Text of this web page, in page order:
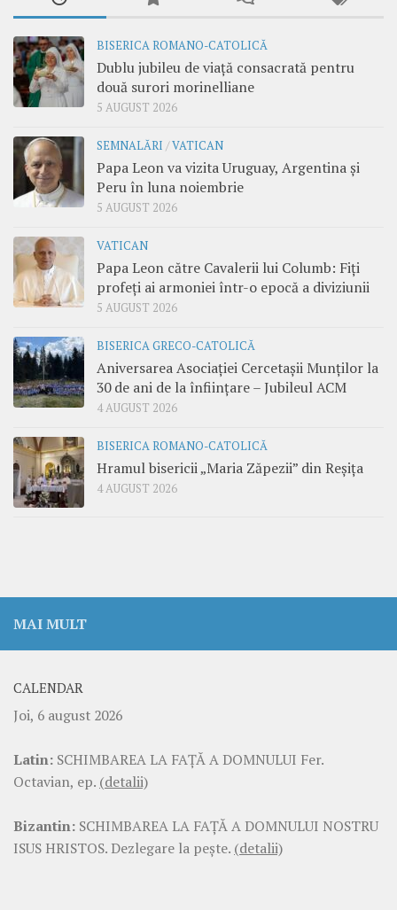
BISERICA ROMANO-CATOLICĂ
Dublu jubileu de viață consacrată pentru
două surori morinelliane
5 AUGUST 2026
SEMNALĂRI /VATICAN
Papa Leon va vizita Uruguay, Argentina și
Peru în luna noiembrie
5 AUGUST 2026
VATICAN
Papa Leon către Cavalerii lui Columb: Fiți
profeți ai armoniei într-o epocă a diviziunii
5 AUGUST 2026
BISERICA GRECO-CATOLICĂ
Aniversarea Asociației Cercetașii Munților la
30 de ani de la înființare – Jubileul ACM
4 AUGUST 2026
BISERICA ROMANO-CATOLICĂ
Hramul bisericii „Maria Zăpezii” din Reșița
4 AUGUST 2026
MAI MULT
CALENDAR
Joi, 6 august 2026
Latin: SCHIMBAREA LA FAŢĂ A DOMNULUI Fer.
Octavian, ep. (detalii)
Bizantin: SCHIMBAREA LA FAŢĂ A DOMNULUI NOSTRU
ISUS HRISTOS. Dezlegare la pește. (detalii)